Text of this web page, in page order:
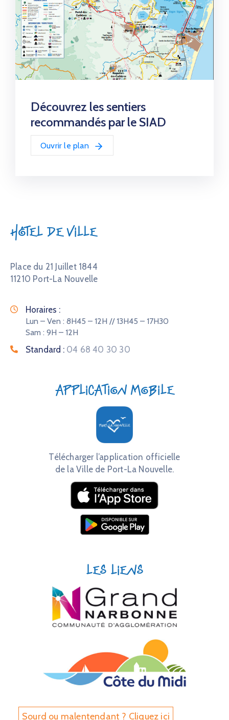
Découvrez les sentiers
recommandés par le SIAD
Ouvrir le plan
Hôtel de Ville
Place du 21 Juillet 1844
11210 Port-La Nouvelle
Horaires :
Lun – Ven : 8H45 – 12H // 13H45 – 17H30
Sam : 9H – 12H
Standard : 04 68 40 30 30
Application mobile
Télécharger l’application officielle
de la Ville de Port-La Nouvelle.
Les liens
Sourd ou malentendant ? Cliquez ici